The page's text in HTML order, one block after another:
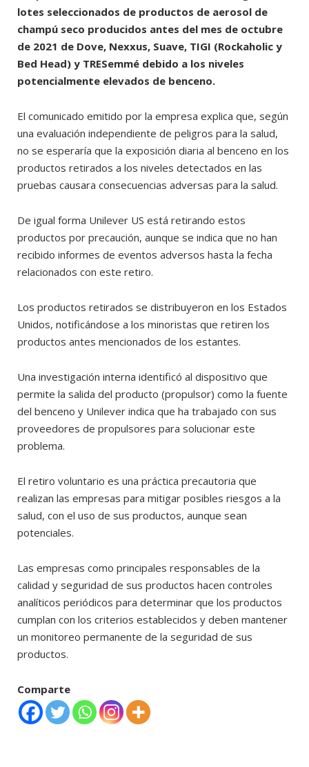
lotes seleccionados de productos de aerosol de
champú seco producidos antes del mes de octubre
de 2021 de Dove, Nexxus, Suave, TIGI (Rockaholic y
Bed Head) y TRESemmé debido a los niveles
potencialmente elevados de benceno.
El comunicado emitido por la empresa explica que, según
una evaluación independiente de peligros para la salud,
no se esperaría que la exposición diaria al benceno en los
productos retirados a los niveles detectados en las
pruebas causara consecuencias adversas para la salud.
De igual forma Unilever US está retirando estos
productos por precaución, aunque se indica que no han
recibido informes de eventos adversos hasta la fecha
relacionados con este retiro.
Los productos retirados se distribuyeron en los Estados
Unidos, notificándose a los minoristas que retiren los
productos antes mencionados de los estantes.
Una investigación interna identificó al dispositivo que
permite la salida del producto (propulsor) como la fuente
del benceno y Unilever indica que ha trabajado con sus
proveedores de propulsores para solucionar este
problema.
El retiro voluntario es una práctica precautoria que
realizan las empresas para mitigar posibles riesgos a la
salud, con el uso de sus productos, aunque sean
potenciales.
Las empresas como principales responsables de la
calidad y seguridad de sus productos hacen controles
analíticos periódicos para determinar que los productos
cumplan con los criterios establecidos y deben mantener
un monitoreo permanente de la seguridad de sus
productos.
Comparte